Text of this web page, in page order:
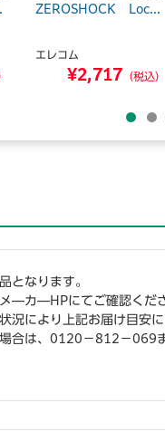
ZEROSHOCK Loc...
エレコム
¥2,717 （税込）
となります。
―カ―HPにてご確認くださ
況により上記お届け目安
合は、0120－812－069